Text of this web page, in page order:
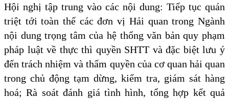
Hội nghị tập trung vào các nội dung: Tiếp tục quán
triệt tới toàn thể các đơn vị Hải quan trong Ngành
nội dung trọng tâm của hệ thống văn bản quy phạm
pháp luật về thực thì quyền SHTT và đặc biệt lưu ý
đến trách nhiệm và thẩm quyền của cơ quan hải quan
trong chủ động tạm dừng, kiểm tra, giám sát hàng
hoá; Rà soát đánh giá tình hình, tổng hợp kết quả